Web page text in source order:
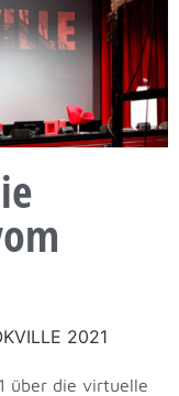
2021
über die virtuelle